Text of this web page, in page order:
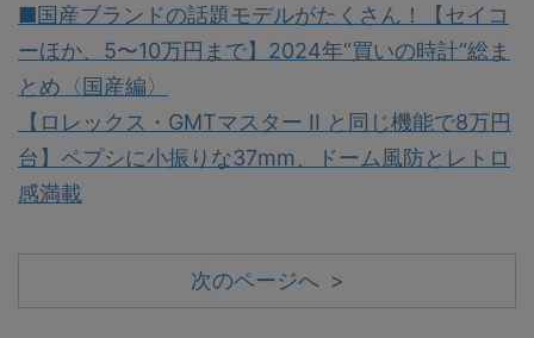
■国産ブランドの話題モデルがたくさん！【セイコ
ーほか、5〜10万円まで】2024年“買いの時計“総ま
とめ〈国産編〉
【ロレックス・GMTマスター II と同じ機能で8万円
台】ペプシに小振りな37mm、ドーム風防とレトロ
感満載
次のページへ >